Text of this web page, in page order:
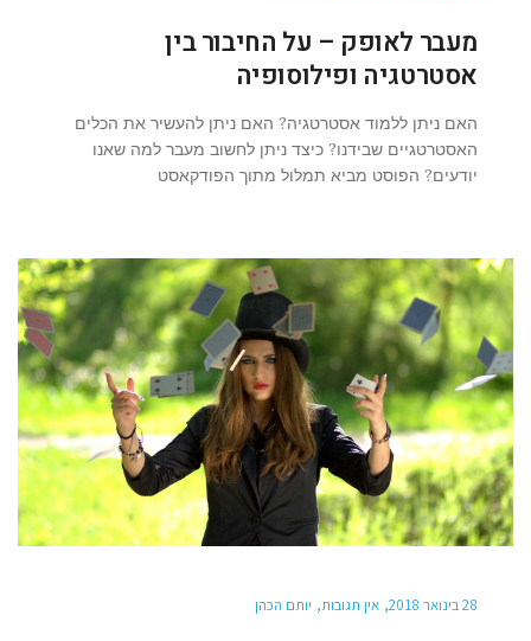
מעבר לאופק – על החיבור בין
אסטרטגיה ופילוסופיה
האם ניתן ללמוד אסטרטגיה? האם ניתן להעשיר את הכלים
האסטרטגיים שבידנו? כיצד ניתן לחשוב מעבר למה שאנו
יודעים? הפוסט מביא תמלול מתוך הפודקאסט
28 בינואר 2018 אין תגובות יותם הכהן